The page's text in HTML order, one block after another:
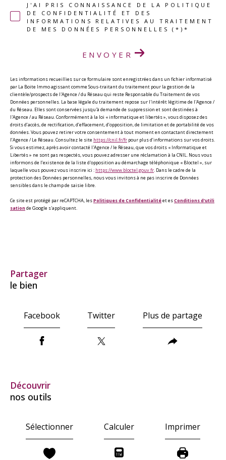
J'AI PRIS CONNAISSANCE DE LA POLITIQUE
DE CONFIDENTIALITÉ ET DES
INFORMATIONS RELATIVES AU TRAITEMENT
DE MES DONNÉES PERSONNELLES (*)*
ENVOYER
Les informations recueillies sur ce formulaire sont enregistrées dans un fichier informatisé
par La Boite Immo agissant comme Sous-traitant du traitement pour la gestion de la
clientèle/prospects de l'Agence / du Réseau qui reste Responsable du Traitement de vos
Données personnelles. La base légale du traitement repose sur l'intérêt légitime de l'Agence /
du Réseau. Elles sont conservées jusqu'à demande de suppression et sont destinées à
l'Agence / au Réseau. Conformément à la loi « informatique et libertés », vous disposez des
droits d’accès, de rectification, d’effacement, d’opposition, de limitation et de portabilité de vos
données. Vous pouvez retirer votre consentement à tout moment en contactant directement
l’Agence / Le Réseau. Consultez le site https://cnil.fr/fr pour plus d’informations sur vos droits.
Si vous estimez, après avoir contacté l'Agence / le Réseau, que vos droits « Informatique et
Libertés » ne sont pas respectés, vous pouvez adresser une réclamation à la CNIL. Nous vous
informons de l’existence de la liste d'opposition au démarchage téléphonique « Bloctel », sur
laquelle vous pouvez vous inscrire ici : https://www.bloctel.gouv.fr. Dans le cadre de la
protection des Données personnelles, nous vous invitons à ne pas inscrire de Données
sensibles dans le champ de saisie libre.
Ce site est protégé par reCAPTCHA, lesPolitiques de Confidentialitéet esConditions d'utili
sation de Google s'appliquent.
partager
le bien
Facebook Twitter Plus de partage
découvrir
nos outils
Sélectionner Calculer Imprimer